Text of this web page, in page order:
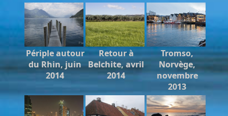
Périple autour
du Rhin, juin
2014
Retour à
Belchite, avril
2014
Tromso,
Norvège,
novembre
2013